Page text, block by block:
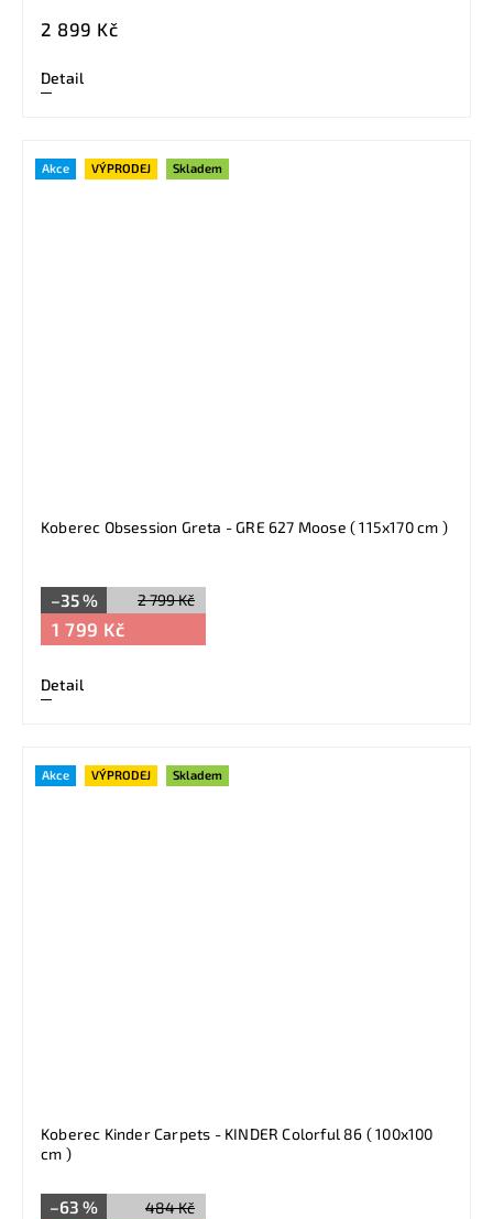
2 899 Kč
Detail
Akce VÝPRODEJ Skladem
Koberec Obsession Greta - GRE 627 Moose ( 115x170 cm )
2 799 Kč
–35 %
1 799 Kč
Detail
Akce VÝPRODEJ Skladem
Koberec Kinder Carpets - KINDER Colorful 86 ( 100x100
cm )
484 Kč
–63 %